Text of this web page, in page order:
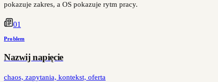
pokazuje zakres, a OS pokazuje rytm pracy.
01
Problem
Nazwij napięcie
chaos, zapytania, kontekst, oferta